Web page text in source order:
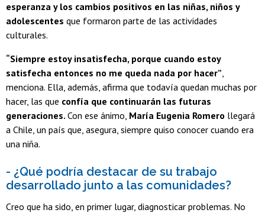
esperanza y los cambios positivos en las niñas, niños y
adolescentes que formaron parte de las actividades
culturales.
“Siempre estoy insatisfecha, porque cuando estoy
satisfecha entonces no me queda nada por hacer”,
menciona. Ella, además, afirma que todavía quedan muchas por
hacer, las que confía que continuarán las futuras
generaciones. Con ese ánimo, María Eugenia Romero llegará
a Chile, un país que, asegura, siempre quiso conocer cuando era
una niña.
- ¿Qué podría destacar de su trabajo
desarrollado junto a las comunidades?
Creo que ha sido, en primer lugar, diagnosticar problemas. No